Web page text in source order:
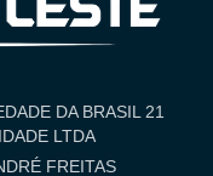
DA BRASIL 21
LTDA
FREITAS